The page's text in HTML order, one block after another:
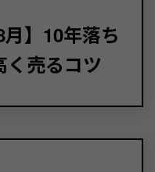
】10年落ち
売るコツ